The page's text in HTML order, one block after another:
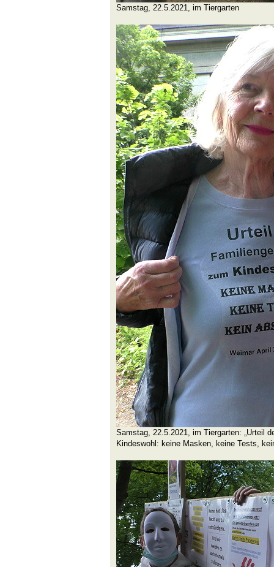
Samstag, 22.5.2021, im Tiergarten
Samstag, 22.5.2021, im Tiergarten: „Urteil
Kindeswohl: keine Masken, keine Tests,